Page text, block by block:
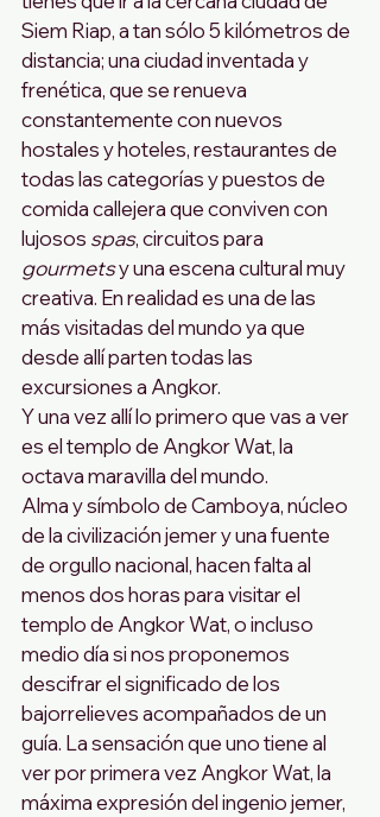
Siem Riap, a tan sólo 5 kilómetros de
distancia; una ciudad inventada y
frenética, que se renueva
constantemente con nuevos
hostales y hoteles, restaurantes de
todas las categorías y puestos de
comida callejera que conviven con
lujosos spas, circuitos para
gourmets y una escena cultural muy
creativa. En realidad es una de las
más visitadas del mundo ya que
desde allí parten todas las
excursiones a Angkor.
Y una vez allí lo primero que vas a ver
es el templo de Angkor Wat, la
octava maravilla del mundo.
Alma y símbolo de Camboya, núcleo
de la civilización jemer y una fuente
de orgullo nacional, hacen falta al
menos dos horas para visitar el
templo de Angkor Wat, o incluso
medio día si nos proponemos
descifrar el significado de los
bajorrelieves acompañados de un
guía. La sensación que uno tiene al
ver por primera vez Angkor Wat, la
máxima expresión del ingenio jemer,